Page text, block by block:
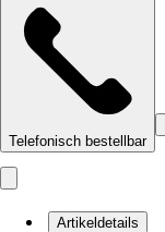
Telefonisch bestellbar
Artikeldetails